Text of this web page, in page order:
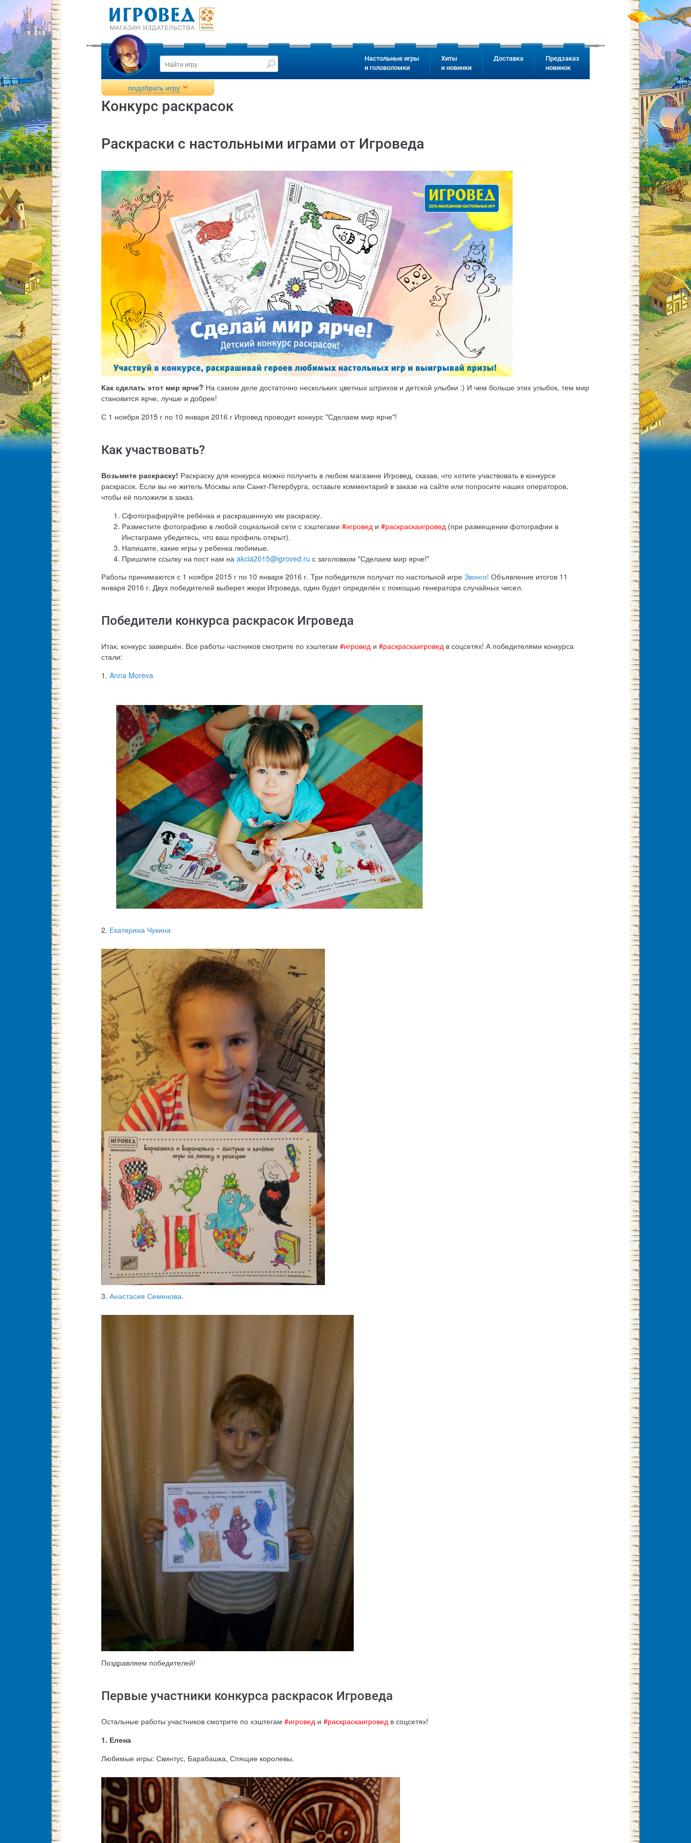
Настольные игры
и головоломки
Хиты
и новинки
Доставка
Предзаказ
новинок
подобрать игру
Конкурс раскрасок
Раскраски с настольными играми от Игроведа
Как сделать этот мир ярче? На самом деле достаточно нескольких цветных штрихов и детской улыбки :) И чем больше этих улыбок, тем мир
становится ярче, лучше и добрее!
С 1 ноября 2015 г по 10 января 2016 г Игровед проводит конкурс "Сделаем мир ярче"!
Как участвовать?
Возьмите раскраску! Раскраску для конкурса можно получить в любом магазине Игровед, сказав, что хотите участвовать в конкурсе
раскрасок. Если вы не житель Москвы или Санкт-Петербурга, оставьте комментарий в заказе на сайте или попросите наших операторов,
чтобы её положили в заказ.
Сфотографируйте ребёнка и раскрашенную им раскраску.
Разместите фотографию в любой социальной сети с хэштегами #игровед и #раскраскаигровед (при размещении фотографии в
Инстаграме убедитесь, что ваш профиль открыт).
Напишите, какие игры у ребенка любимые.
Пришлите ссылку на пост нам на akcia2015@igroved.ru с заголовком "Сделаем мир ярче!"
Работы принимаются с 1 ноября 2015 г по 10 января 2016 г. Три победителя получат по настольной игре Звонго! Объявление итогов 11
января 2016 г. Двух победителей выберет жюри Игроведа, один будет определён с помощью генератора случайных чисел.
Победители конкурса раскрасок Игроведа
Итак, конкурс завершён. Все работы частников смотрите по хэштегам #игровед и #раскраскаигровед в соцсетях! А победителями конкурса
стали:
1. Anna Moreva
2. Екатерина Чукина
3. Анастасия Семенова.
Поздравляем победителей!
Первые участники конкурса раскрасок Игроведа
Остальные работы участников смотрите по хэштегам #игровед и #раскраскаигровед в соцсетях!
1. Елена
Любимые игры: Свинтус, Барабашка, Спящие королевы.